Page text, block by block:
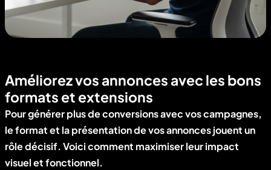
Améliorez vos annonces avec les bons
formats et extensions
Pour générer plus de conversions avec vos campagnes,
le format et la présentation de vos annonces jouent un
rôle décisif. Voici comment maximiser leur impact
visuel et fonctionnel.